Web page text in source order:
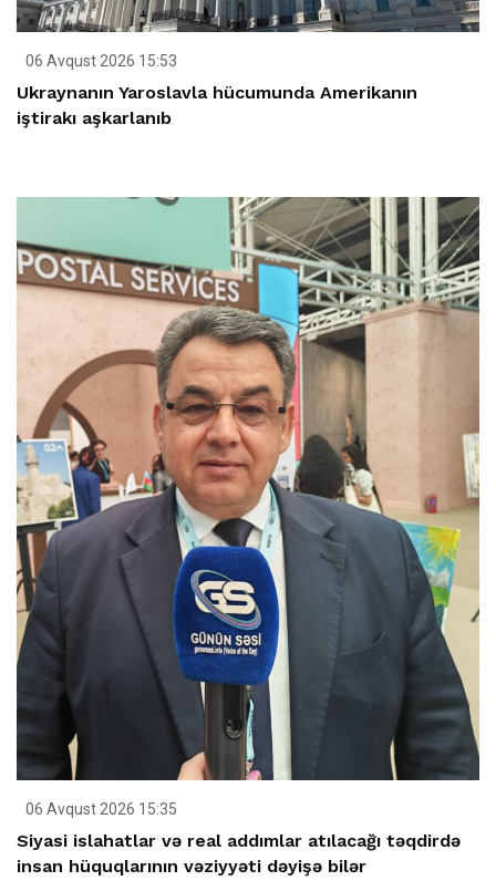
06 Avqust 2026 15:53
Ukraynanın Yaroslavla hücumunda Amerikanın
iştirakı aşkarlanıb
06 Avqust 2026 15:35
Siyasi islahatlar və real addımlar atılacağı təqdirdə
insan hüquqlarının vəziyyəti dəyişə bilər